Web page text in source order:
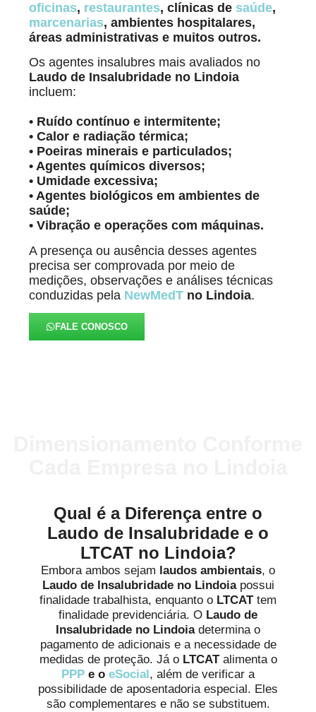
oficinas, restaurantes, clínicas de saúde,
marcenarias, ambientes hospitalares,
áreas administrativas e muitos outros.
Os agentes insalubres mais avaliados no
Laudo de Insalubridade no Lindoia
incluem:
• Ruído contínuo e intermitente;
• Calor e radiação térmica;
• Poeiras minerais e particulados;
• Agentes químicos diversos;
• Umidade excessiva;
• Agentes biológicos em ambientes de
saúde;
• Vibração e operações com máquinas.
A presença ou ausência desses agentes
precisa ser comprovada por meio de
medições, observações e análises técnicas
conduzidas pela NewMedT no Lindoia.
FALE CONOSCO
Qual é a Diferença entre o
Laudo de Insalubridade e o
LTCAT no Lindoia?
Embora ambos sejam laudos ambientais, o
Laudo de Insalubridade no Lindoiapossui
finalidade trabalhista, enquanto o LTCATtem
finalidade previdenciária. O Laudo de
Insalubridade no Lindoiadetermina o
pagamento de adicionais e a necessidade de
medidas de proteção. Já o LTCATalimenta o
PPP e o eSocial , além de verificar a
possibilidade de aposentadoria especial. Eles
são complementares e não se substituem.